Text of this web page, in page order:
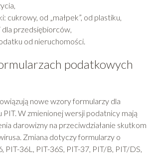
cukrowy, od „małpek”, od plastiku,
przedsiębiorców,
od nieruchomości.
podatkowych
nowe wzory formularzy dla
W zmienionej wersji podatnicy mają
darowizny na przeciwdziałanie skutkom
Zmiana dotyczy formularzy o
PIT-36L, PIT-36S, PIT-37, PIT/B, PIT/DS,